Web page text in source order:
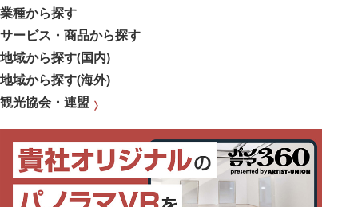
業種から探す
サービス・商品から探す
地域から探す(国内)
地域から探す(海外)
観光協会・連盟